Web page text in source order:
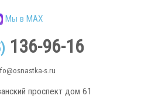
Мы в MAX
136-96-16
s.ru
проспект дом 61